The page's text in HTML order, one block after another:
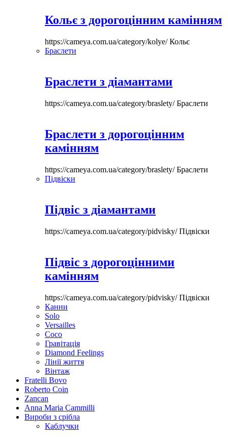
Кольє з дорогоцінним камінням
https://cameya.com.ua/category/kolye/Кольє
Браслети
Браслети з діамантами
https://cameya.com.ua/category/braslety/Браслети
Браслети з дорогоцінним
камінням
https://cameya.com.ua/category/braslety/Браслети
Підвіски
Підвіс з діамантами
https://cameya.com.ua/category/pidvisky/Підвіски
Підвіс з дорогоцінними
камінням
https://cameya.com.ua/category/pidvisky/Підвіски
Канни
Solo
Versailles
Coco
Гравітація
Diamond Feelings
Лінії життя
Вінтаж
Fratelli Bovo
Roberto Coin
Zancan
Anna Maria Cammilli
Вироби з срібла
Каблучки